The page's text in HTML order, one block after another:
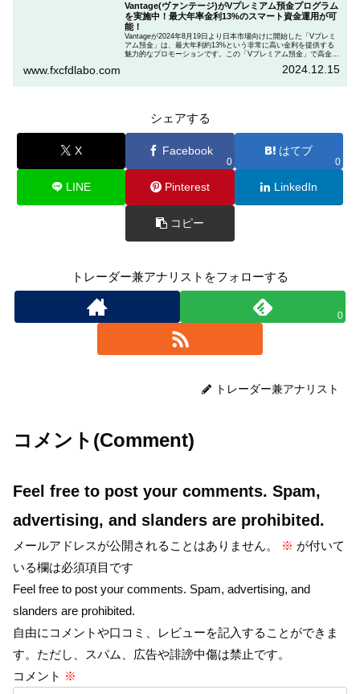
Vantage(ヴァンテージ)がVプレミアム預金プログラム
を実施中！最大年率金利13%のスマート資金運用が可
能！
Vantageが2024年8月19日より日本市場向けに開始した「Vプレミ
アム預金」は、最大年利約13%という非常に高い金利を提供する
魅力的なプロモーションです。この「Vプレミアム預金」で高金利
「Vプレミアム預金」を行いたい人は、この記事をしっかりと読ん
www.fxcfdlabo.com 2024.12.15
シェアする
X Facebook
0
はてブ
0
LINE Pinterest LinkedIn
コピー
トレーダー兼アナリストをフォローする
0
トレーダー兼アナリスト
コメント(Comment)
Feel free to post your comments. Spam,
advertising, and slanders are prohibited.
メールアドレスが公開されることはありません。 ※ が付いて
いる欄は必須項目です
Feel free to post your comments. Spam, advertising, and
slanders are prohibited.
自由にコメントや口コミ、レビューを記入することができま
す。ただし、スパム、広告や誹謗中傷は禁止です。
コメント ※